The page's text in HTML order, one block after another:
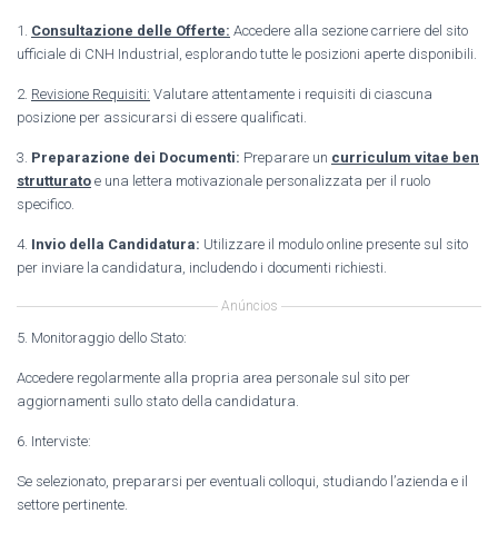
1. Consultazione delle Offerte: Accedere alla sezione carriere del sito
ufficiale di CNH Industrial, esplorando tutte le posizioni aperte disponibili.
2. Revisione Requisiti: Valutare attentamente i requisiti di ciascuna
posizione per assicurarsi di essere qualificati.
3. Preparazione dei Documenti: Preparare un curriculum vitae ben
strutturato e una lettera motivazionale personalizzata per il ruolo
specifico.
4. Invio della Candidatura: Utilizzare il modulo online presente sul sito
per inviare la candidatura, includendo i documenti richiesti.
Anúncios
5. Monitoraggio dello Stato:
Accedere regolarmente alla propria area personale sul sito per
aggiornamenti sullo stato della candidatura.
6. Interviste:
Se selezionato, prepararsi per eventuali colloqui, studiando l’azienda e il
settore pertinente.